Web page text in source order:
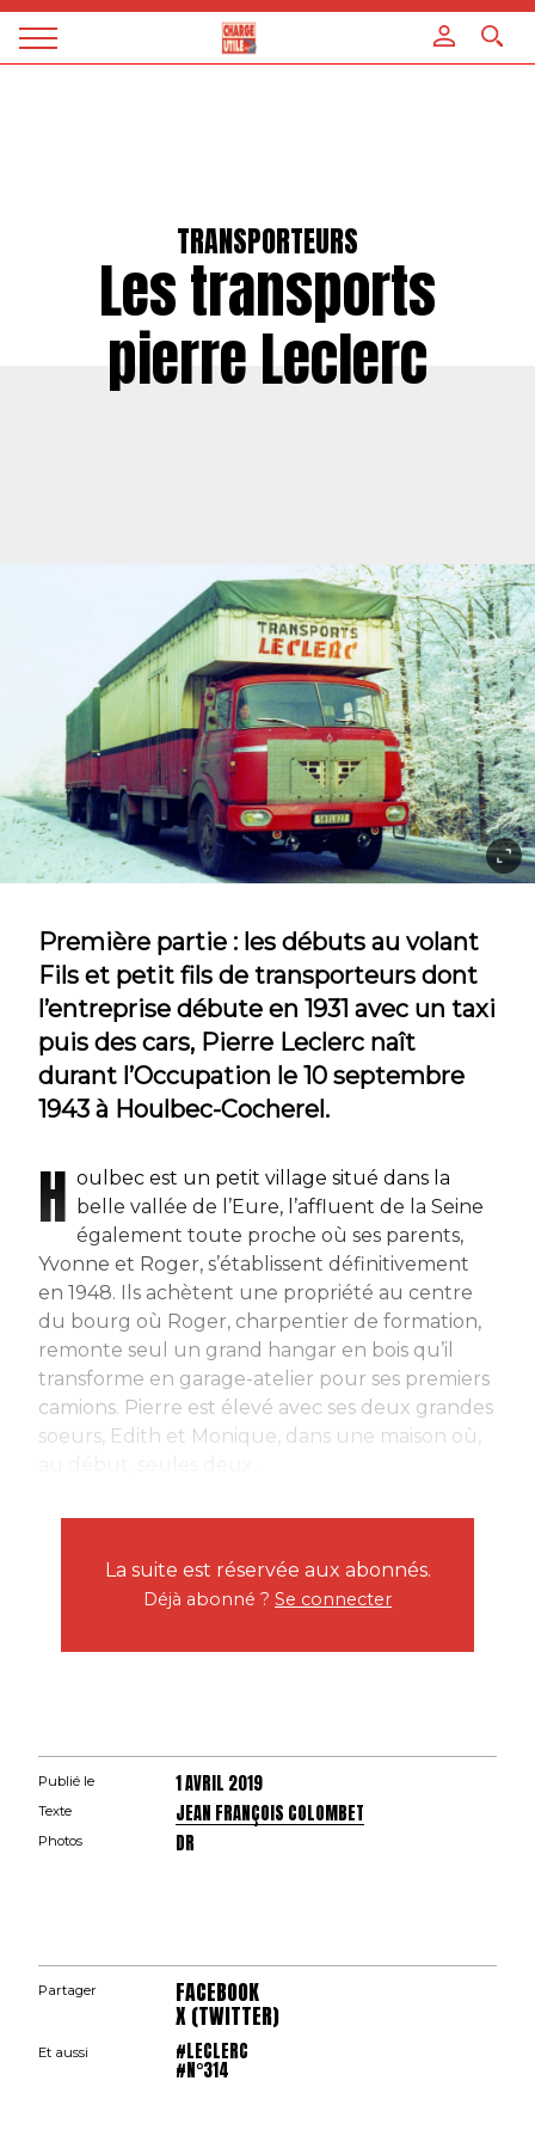
Magazine
TRANSPORTEURS
Les transports
pierre Leclerc
Première partie : les débuts au volant
Fils et petit fils de transporteurs dont
l’entreprise débute en 1931 avec un taxi
puis des cars, Pierre Leclerc naît
durant l’Occupation le 10 septembre
1943 à Houlbec-Cocherel.
H oulbec est un petit village situé dans la
belle vallée de l’Eure, l’affluent de la Seine
également toute proche où ses parents,
Yvonne et Roger, s’établissent définitivement
en 1948. Ils achètent une propriété au centre
du bourg où Roger, charpentier de formation,
remonte seul un grand hangar en bois qu’il
transforme en garage-atelier pour ses premiers
camions. Pierre est élevé avec ses deux grandes
soeurs, Edith et Monique, dans une maison où,
La suite est réservée aux abonnés.
Déjà abonné ? Se connecter
Publié le 1 AVRIL 2019
Texte JEAN FRANÇOIS COLOMBET
Photos DR
Partager FACEBOOK
X (TWITTER)
Et aussi #LECLERC
#N°314
Panneau de gestion des cookies